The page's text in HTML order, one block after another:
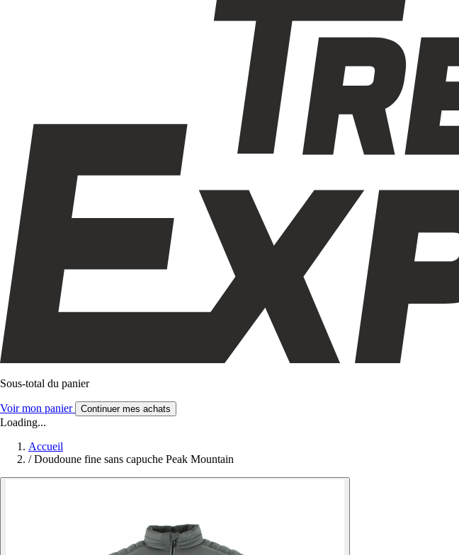
Sous-total du panier
Voir mon panier Continuer mes achats
Loading...
Accueil
/ Doudoune fine sans capuche Peak Mountain